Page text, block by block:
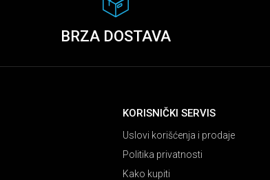
BRZA DOSTAVA
KORISNIČKI SERVIS
Uslovi korišćenja i prodaje
Politika privatnosti
Kako kupiti